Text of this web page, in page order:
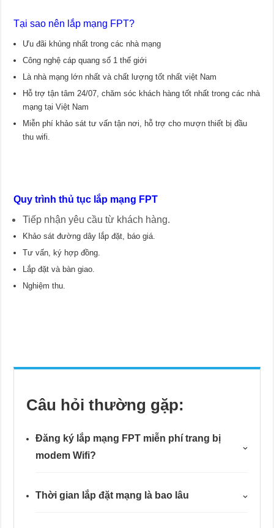
Tại sao nên lắp mạng FPT?
Ưu đãi khủng nhất trong các nhà mạng
Công nghệ cáp quang số 1 thế giới
Là nhà mạng lớn nhất và chất lượng tốt nhất việt Nam
Hỗ trợ tận tâm 24/07, chăm sóc khách hàng tốt nhất trong các nhà
mạng tại Việt Nam
Miễn phí khảo sát tư vấn tận nơi, hỗ trợ cho mượn thiết bị đầu
thu wifi.
Quy trình thủ tục lắp mạng FPT
Tiếp nhận yêu cầu từ khách hàng.
Khảo sát đường dây lắp đặt, báo giá.
Tư vấn, ký hợp đồng.
Lắp đặt và bàn giao.
Nghiệm thu.
Câu hỏi thường gặp:
Đăng ký lắp mạng FPT miễn phí trang bị
modem Wifi?
Thời gian lắp đặt mạng là bao lâu